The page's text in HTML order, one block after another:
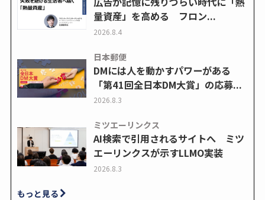
量資産」を高める フロン...
2026.8.4
日本郵便
DMには人を動かすパワーがある
「第41回全日本DM大賞」の応募...
2026.8.3
ミツエーリンクス
AI検索で引用されるサイトへ ミツ
エーリンクスが示すLLMO実装
2026.8.3
もっと見る